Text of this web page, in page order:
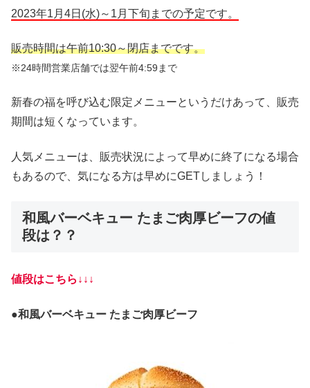
2023年1月4日(水)～1月下旬までの予定です。
販売時間は午前10:30～閉店までです。
※24時間営業店舗では翌午前4:59まで
新春の福を呼び込む限定メニューというだけあって、販売
期間は短くなっています。
人気メニューは、販売状況によって早めに終了になる場合
もあるので、気になる方は早めにGETしましょう！
和風バーベキュー たまご肉厚ビーフの値
段は？？
値段はこちら↓↓↓
●和風バーベキュー たまご肉厚ビーフ